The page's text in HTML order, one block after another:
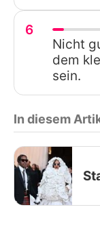
6
Nicht
dem
sein.
In diesem